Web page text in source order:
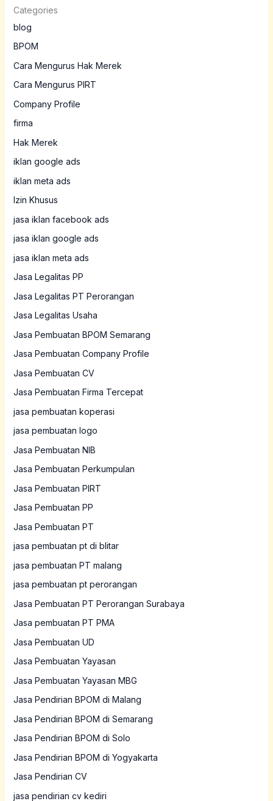
Categories
blog
BPOM
Cara Mengurus Hak Merek
Cara Mengurus PIRT
Company Profile
firma
Hak Merek
iklan google ads
iklan meta ads
Izin Khusus
jasa iklan facebook ads
jasa iklan google ads
jasa iklan meta ads
Jasa Legalitas PP
Jasa Legalitas PT Perorangan
Jasa Legalitas Usaha
Jasa Pembuatan BPOM Semarang
Jasa Pembuatan Company Profile
Jasa Pembuatan CV
Jasa Pembuatan Firma Tercepat
jasa pembuatan koperasi
jasa pembuatan logo
Jasa Pembuatan NIB
Jasa Pembuatan Perkumpulan
Jasa Pembuatan PIRT
Jasa Pembuatan PP
Jasa Pembuatan PT
jasa pembuatan pt di blitar
jasa pembuatan PT malang
jasa pembuatan pt perorangan
Jasa Pembuatan PT Perorangan Surabaya
Jasa pembuatan PT PMA
Jasa Pembuatan UD
Jasa Pembuatan Yayasan
Jasa Pembuatan Yayasan MBG
Jasa Pendirian BPOM di Malang
Jasa Pendirian BPOM di Semarang
Jasa Pendirian BPOM di Solo
Jasa Pendirian BPOM di Yogyakarta
Jasa Pendirian CV
jasa pendirian cv kediri